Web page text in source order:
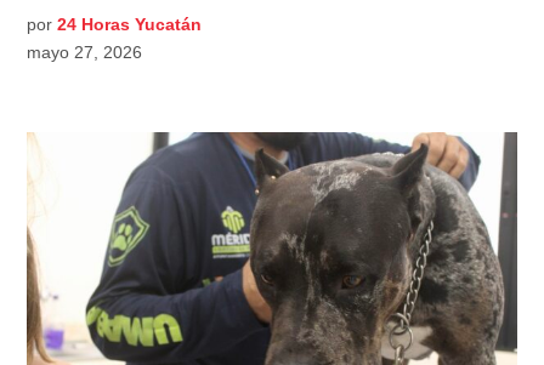
por 24 Horas Yucatán
mayo 27, 2026